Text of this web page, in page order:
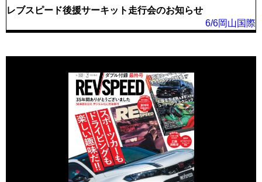
レブスピード後援サーキット走行会のお知らせ
6/6岡山国際